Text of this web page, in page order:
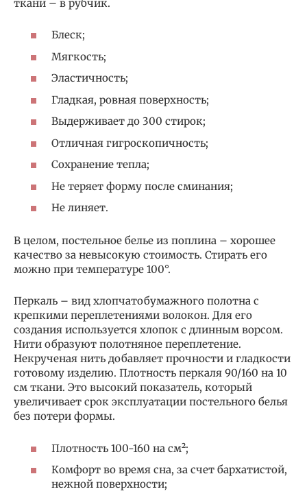
ткани – в рубчик.
Блеск;
Мягкость;
Эластичность;
Гладкая, ровная поверхность;
Выдерживает до 300 стирок;
Отличная гигроскопичность;
Сохранение тепла;
Не теряет форму после сминания;
Не линяет.
В целом, постельное белье из поплина – хорошее
качество за невысокую стоимость. Стирать его
можно при температуре 100°.
Перкаль – вид хлопчатобумажного полотна с
крепкими переплетениями волокон. Для его
создания используется хлопок с длинным ворсом.
Нити образуют полотняное переплетение.
Некрученая нить добавляет прочности и гладкости
готовому изделию. Плотность перкаля 90/160 на 10
см ткани. Это высокий показатель, который
увеличивает срок эксплуатации постельного белья
без потери формы.
Плотность 100-160 на см²;
Комфорт во время сна, за счет бархатистой,
нежной поверхности;